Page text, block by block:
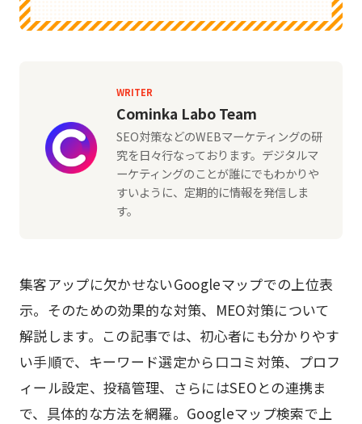
WRITER
Cominka Labo Team
SEO対策などのWEBマーケティングの研
究を日々行なっております。デジタルマ
ーケティングのことが誰にでもわかりや
すいように、定期的に情報を発信しま
す。
集客アップに欠かせないGoogleマップでの上位表
示。そのための効果的な対策、MEO対策について
解説します。この記事では、初心者にも分かりやす
い手順で、キーワード選定から口コミ対策、プロフ
ィール設定、投稿管理、さらにはSEOとの連携ま
で、具体的な方法を網羅。Googleマップ検索で上